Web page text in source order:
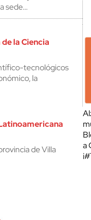
sede…
la Ciencia
tecnológicos
la
de Villa
a